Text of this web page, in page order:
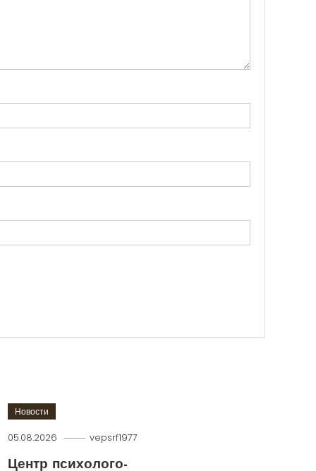
Новости
05.08.2026 vepsrf1977
Центр психолого-